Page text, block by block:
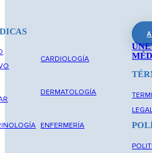
CARDIOLOGÍA
DERMATOLOGÍA
ENFERMERÍA